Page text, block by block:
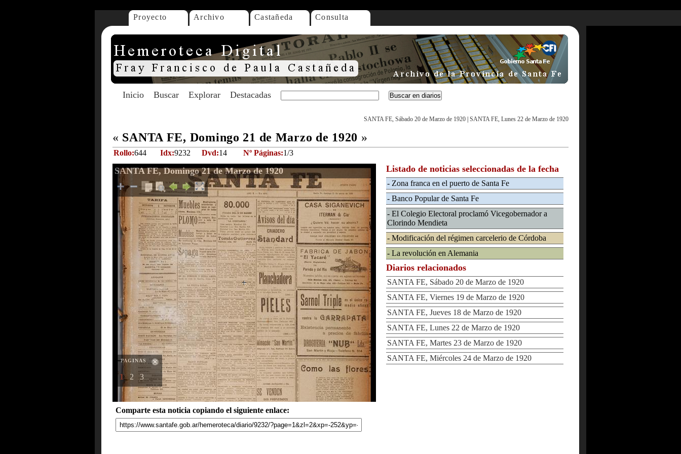
Proyecto Archivo Castañeda Consulta
Inicio Buscar Explorar Destacadas
SANTA FE, Sábado 20 de Marzo de 1920 SANTA FE, Lunes 22 de Marzo de 1920
« SANTA FE, Domingo 21 de Marzo de 1920 »
Rollo:644 Idx:9232 Dvd:14 Nº Páginas:1/3
SANTA FE, Domingo 21 de Marzo de 1920
PAGINAS
1 2 3
Comparte esta noticia copiando el siguiente enlace:
Listado de noticias seleccionadas de la fecha
- Zona franca en el puerto de Santa Fe
- Banco Popular de Santa Fe
- El Colegio Electoral proclamó Vicegobernador a
Clorindo Mendieta
- Modificación del régimen carcelerio de Córdoba
- La revolución en Alemania
Diarios relacionados
SANTA FE, Sábado 20 de Marzo de 1920
SANTA FE, Viernes 19 de Marzo de 1920
SANTA FE, Jueves 18 de Marzo de 1920
SANTA FE, Lunes 22 de Marzo de 1920
SANTA FE, Martes 23 de Marzo de 1920
SANTA FE, Miércoles 24 de Marzo de 1920